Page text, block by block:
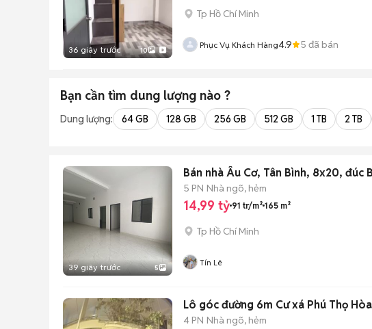
36 giây trước 10
Tp Hồ Chí Minh
Phục Vụ Khách Hàng4.9 5 đã bán
Bạn cần tìm dung lượng nào ?
Dung lượng: 64 GB 128 GB 256 GB 512 GB 1 TB 2 TB
39 giây trước 5
Bán nhà Âu Cơ, Tân Bình, 8x20,
5 PN Nhà ngõ, hẻm
14,99 tỷ 91 tr/m² 165 m²
Tp Hồ Chí Minh
Tín Lê
Lô góc đường 6m Cư xá Phú Thọ
4 PN Nhà ngõ, hẻm